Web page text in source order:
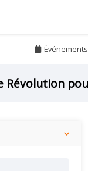
Événements